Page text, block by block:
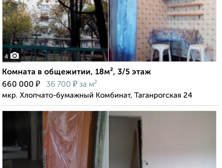
4
Комната в общежитии, 18м², 3/5 этаж
660 000 ₽ 36 700 ₽ за м²
мкр. Хлопчато-бумажный Комбинат, Таганрогская 24